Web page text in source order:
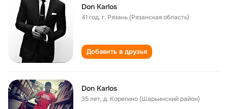
Don Karlos
41 год,г. Рязань (Рязанская область)
Добавить в друзья
Don Karlos
35 лет,д. Корегино (Шарьинский район)